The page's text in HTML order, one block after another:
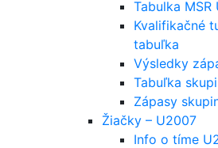
Tabulka
Kvalifikačné
tabuľka
Výsledky
Tabuľka
Zápasy
Žiačky – U2007
Info o tíme